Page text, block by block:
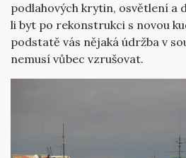
podlahových krytin, osvětlení a
li byt po rekonstrukci s novou
podstatě vás nějaká údržba v
nemusí vůbec vzrušovat.